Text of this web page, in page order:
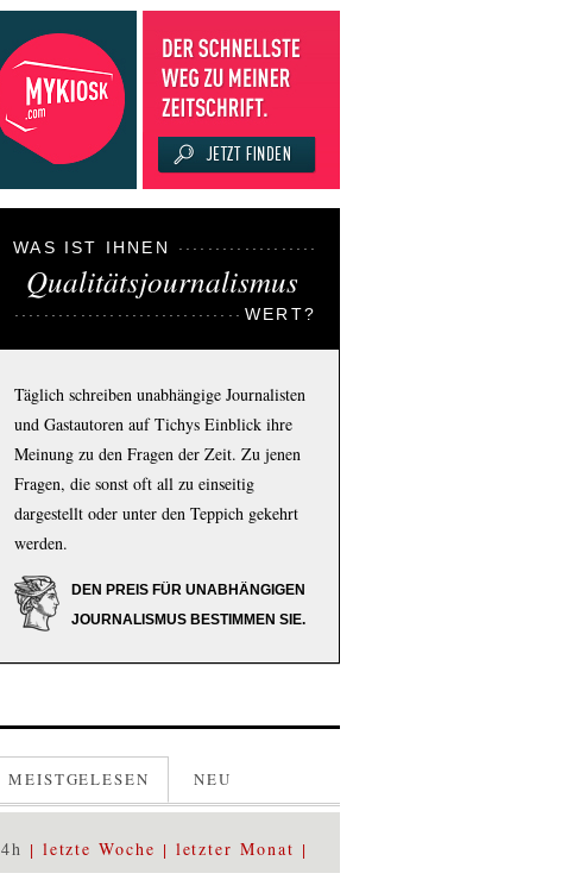
WAS IST IHNEN
Qualitätsjournalismus
WERT?
Täglich schreiben unabhängige Journalisten
und Gastautoren auf Tichys Einblick ihre
Meinung zu den Fragen der Zeit. Zu jenen
Fragen, die sonst oft all zu einseitig
dargestellt oder unter den Teppich gekehrt
werden.
DEN PREIS FÜR UNABHÄNGIGEN
JOURNALISMUS BESTIMMEN SIE.
MEISTGELESEN NEU
letzte Woche letzter Monat